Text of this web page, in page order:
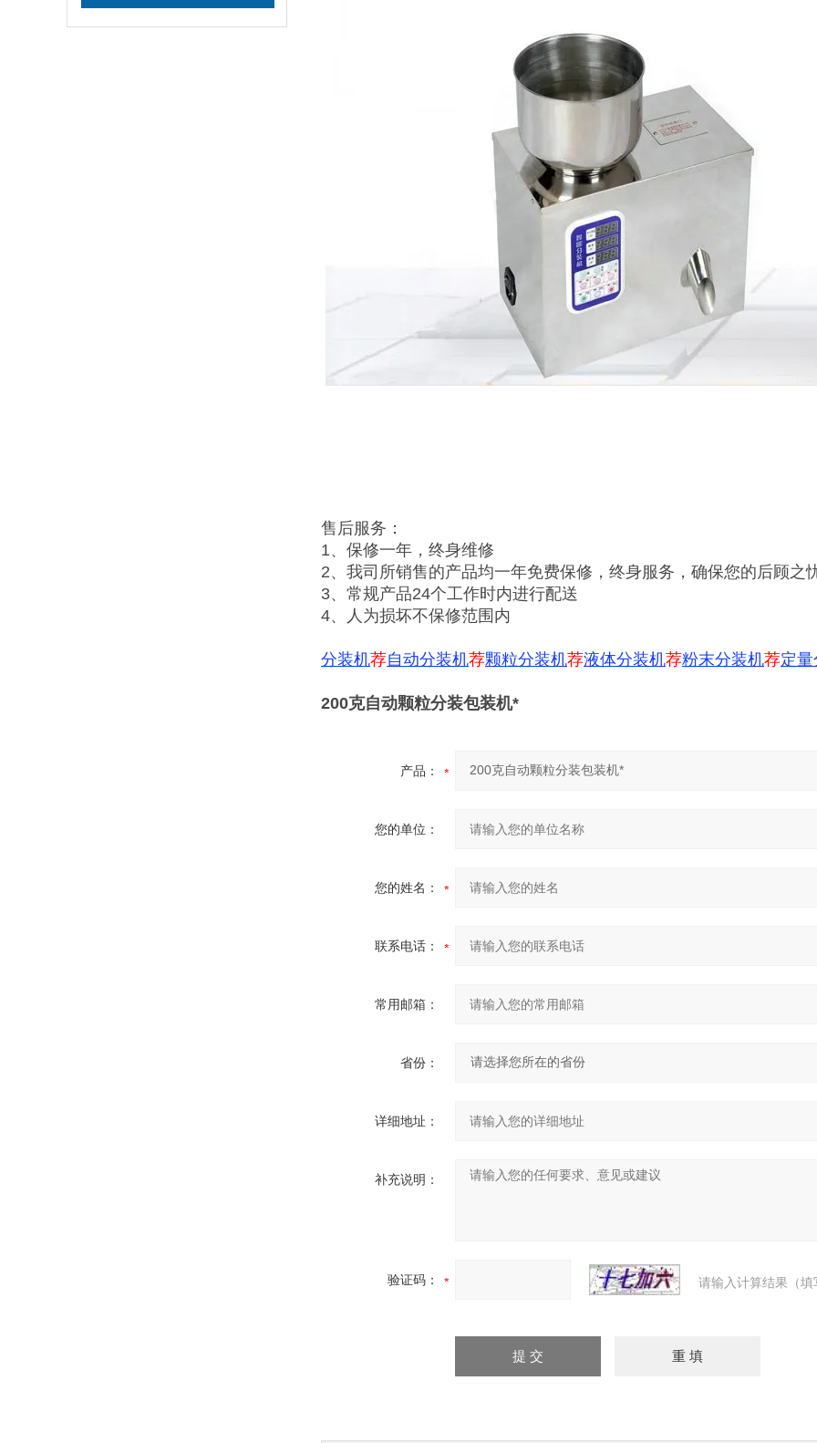
售后服务：
1、保修一年，终身维修
2、我司所销售的产品均一年免费保修，终身服务，确保您的后顾之
3、常规产品24个工作时内进行配送
4、人为损坏不保修范围内
分装机荐自动分装机荐颗粒分装机荐液体分装机荐粉末分装机荐定
200克自动颗粒分装包装机*
产品：
您的单位：
您的姓名：
联系电话：
常用邮箱：
省份：
详细地址：
补充说明：
验证码： 请输入计算结果（